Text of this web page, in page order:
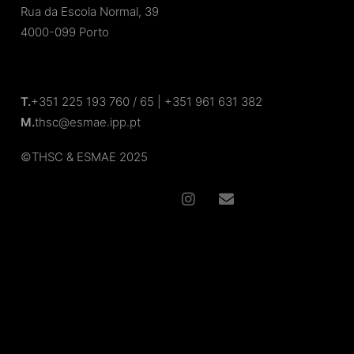
Rua da Escola Normal, 39
4000-099 Porto
T.+351 225 193 760 / 65 | +351 961 631 382
M.thsc@esmae.ipp.pt
©THSC & ESMAE 2025